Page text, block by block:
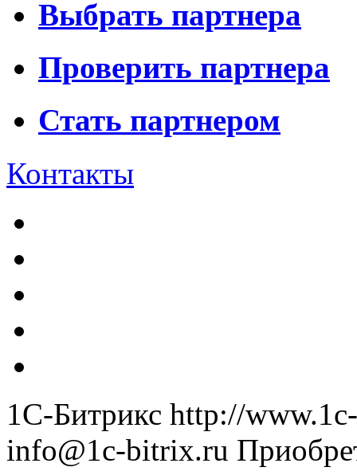
Выбрать партнера
Проверить партнера
Стать партнером
Контакты
1С-Битрикс http://
info@1c-bitrix.ru